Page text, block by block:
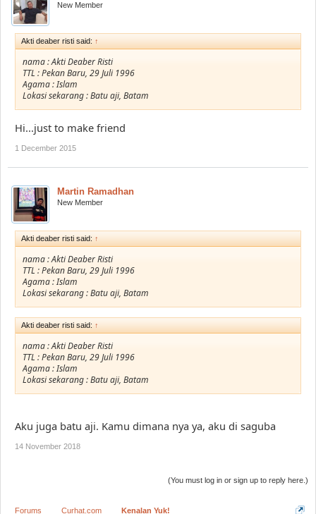
New Member
Akti deaber risti said: ↑
nama : Akti Deaber Risti
TTL : Pekan Baru, 29 Juli 1996
Agama : Islam
Lokasi sekarang : Batu aji, Batam
Hi...just to make friend
1 December 2015
Martin Ramadhan
New Member
Akti deaber risti said: ↑
nama : Akti Deaber Risti
TTL : Pekan Baru, 29 Juli 1996
Agama : Islam
Lokasi sekarang : Batu aji, Batam
Akti deaber risti said: ↑
nama : Akti Deaber Risti
TTL : Pekan Baru, 29 Juli 1996
Agama : Islam
Lokasi sekarang : Batu aji, Batam
Aku juga batu aji. Kamu dimana nya ya, aku di saguba
14 November 2018
(You must log in or sign up to reply here.)
Forums Curhat.com Kenalan Yuk!